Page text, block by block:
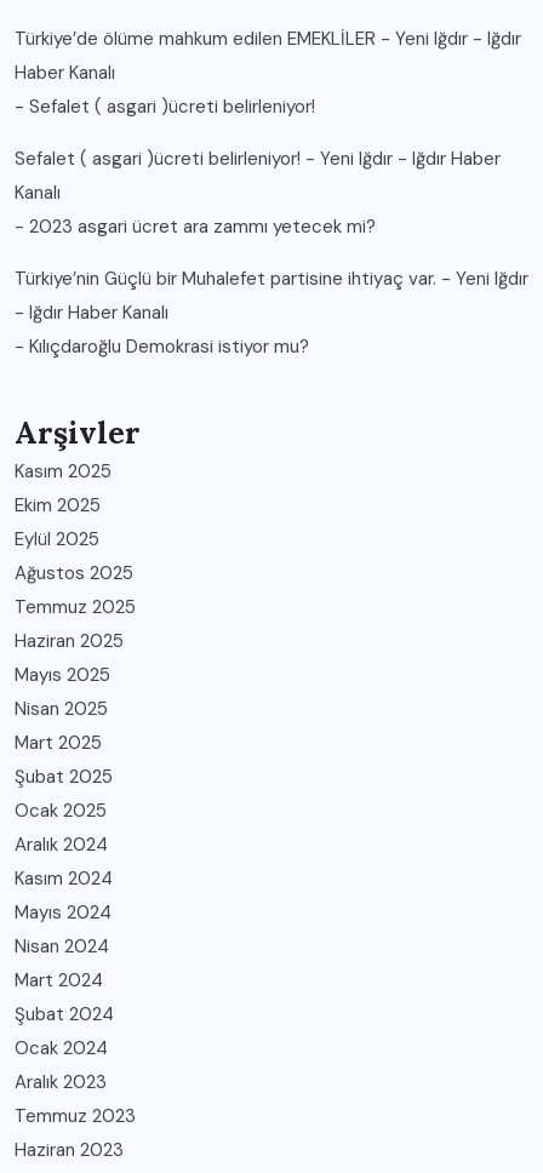
Türkiye’de ölüme mahkum edilen EMEKLİLER - Yeni Iğdır - Iğdır
Haber Kanalı
- Sefalet ( asgari )ücreti belirleniyor!
Sefalet ( asgari )ücreti belirleniyor! - Yeni Iğdır - Iğdır Haber
Kanalı
- 2023 asgari ücret ara zammı yetecek mi?
Türkiye’nin Güçlü bir Muhalefet partisine ihtiyaç var. - Yeni Iğdır
- Iğdır Haber Kanalı
- Kılıçdaroğlu Demokrasi istiyor mu?
Arşivler
Kasım 2025
Ekim 2025
Eylül 2025
Ağustos 2025
Temmuz 2025
Haziran 2025
Mayıs 2025
Nisan 2025
Mart 2025
Şubat 2025
Ocak 2025
Aralık 2024
Kasım 2024
Mayıs 2024
Nisan 2024
Mart 2024
Şubat 2024
Ocak 2024
Aralık 2023
Temmuz 2023
Haziran 2023